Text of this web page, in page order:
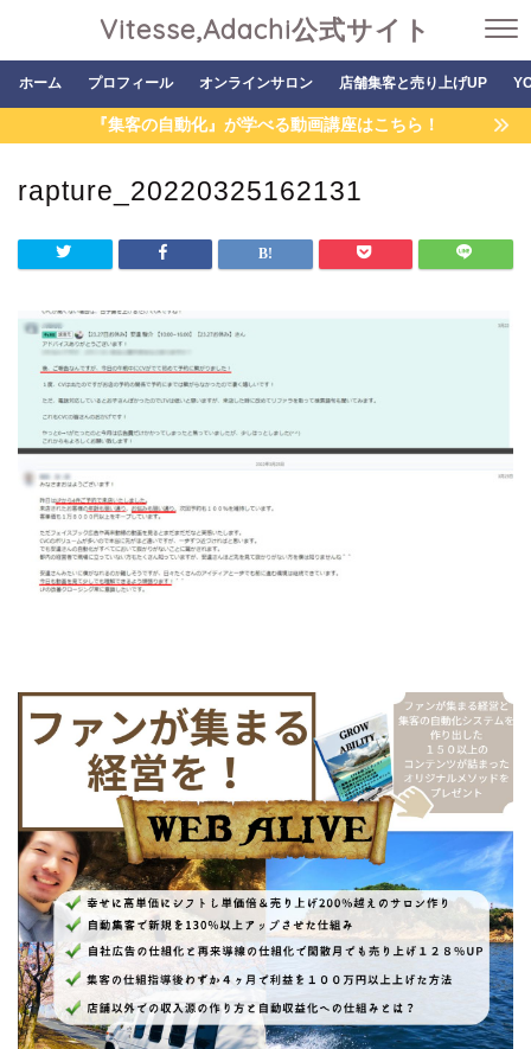
Vitesse,Adachi公式サイト
ホーム プロフィール オンラインサロン 店舗集客と売り上げUP
『集客の自動化』が学べる動画講座はこちら！
rapture_20220325162131